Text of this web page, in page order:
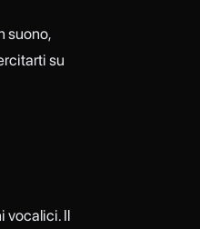
suono,
su
vocalici. Il